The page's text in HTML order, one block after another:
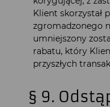
Klient skorzystał
zgromadzonego
umniejszony
rabatu, który
przyszłych
§ 9.